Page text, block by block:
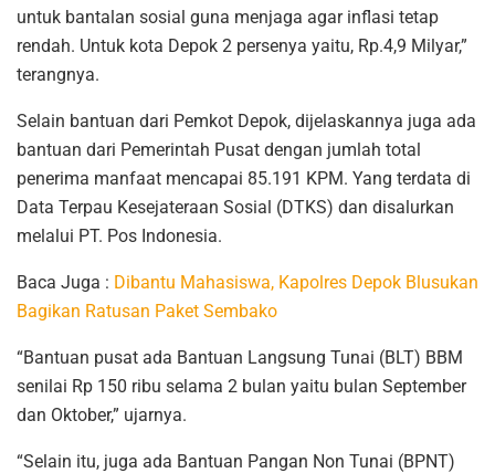
untuk bantalan sosial guna menjaga agar inflasi tetap
rendah. Untuk kota Depok 2 persenya yaitu, Rp.4,9 Milyar,”
terangnya.
Selain bantuan dari Pemkot Depok, dijelaskannya juga ada
bantuan dari Pemerintah Pusat dengan jumlah total
penerima manfaat mencapai 85.191 KPM. Yang terdata di
Data Terpau Kesejateraan Sosial (DTKS) dan disalurkan
melalui PT. Pos Indonesia.
Baca Juga : Dibantu Mahasiswa, Kapolres Depok Blusukan
Bagikan Ratusan Paket Sembako
“Bantuan pusat ada Bantuan Langsung Tunai (BLT) BBM
senilai Rp 150 ribu selama 2 bulan yaitu bulan September
dan Oktober,” ujarnya.
“Selain itu, juga ada Bantuan Pangan Non Tunai (BPNT)